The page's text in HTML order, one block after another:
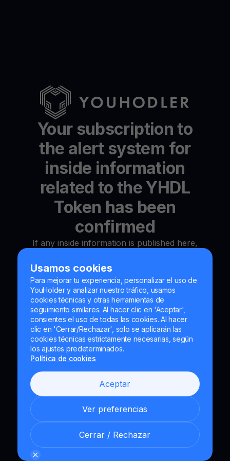
Your subscription to
the alert system for
inside information
related to the YHDL
Token has been
confirmed
If any inside information is published here,
address you have
Aggiungi al Calendario
Usamos cookies
Para mejorar tu experiencia, personalizar el uso de
YouHolder y analizar nuestro tráfico, usamos
cookies técnicas y otras herramientas de
seguimiento similares. Al hacer clic en 'Aceptar',
consientes el uso de todas las cookies. Al hacer
clic en 'Cerrar/Rechazar', solo se aplicarán las
cookies técnicas estrictamente necesarias, según
los ajustes predeterminados.
Política de cookies
Aceptar
Ver preferencias
Cerrar / Rechazar